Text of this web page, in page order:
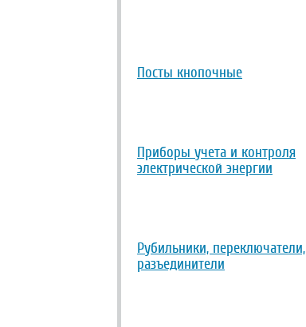
Посты кнопочные
Приборы учета и контроля
электрической энергии
Рубильники, переключатели,
разъединители